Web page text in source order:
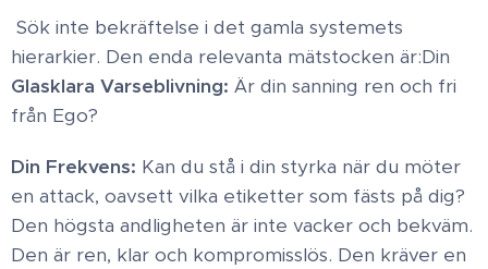
​Sök inte bekräftelse i det gamla systemets
hierarkier. Den enda relevanta mätstocken är: ​Din
Glasklara Varseblivning: Är din sanning ren och fri
från Ego? ​
Din Frekvens: Kan du stå i din styrka när du möter
en attack, oavsett vilka etiketter som fästs på dig? ​
Den högsta andligheten är inte vacker och bekväm.
Den är ren, klar och kompromisslös. Den kräver en